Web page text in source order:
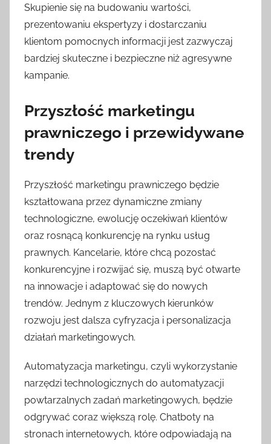
Skupienie się na budowaniu wartości,
prezentowaniu ekspertyzy i dostarczaniu
klientom pomocnych informacji jest zazwyczaj
bardziej skuteczne i bezpieczne niż agresywne
kampanie.
Przyszłość marketingu
prawniczego i przewidywane
trendy
Przyszłość marketingu prawniczego będzie
kształtowana przez dynamiczne zmiany
technologiczne, ewolucję oczekiwań klientów
oraz rosnącą konkurencję na rynku usług
prawnych. Kancelarie, które chcą pozostać
konkurencyjne i rozwijać się, muszą być otwarte
na innowacje i adaptować się do nowych
trendów. Jednym z kluczowych kierunków
rozwoju jest dalsza cyfryzacja i personalizacja
działań marketingowych.
Automatyzacja marketingu, czyli wykorzystanie
narzędzi technologicznych do automatyzacji
powtarzalnych zadań marketingowych, będzie
odgrywać coraz większą rolę. Chatboty na
stronach internetowych, które odpowiadają na